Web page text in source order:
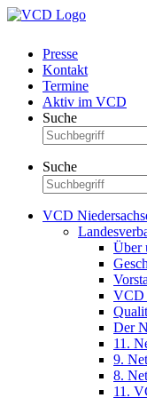
Presse
Kontakt
Termine
Aktiv im VCD
Suche
Suche
VCD
Über
VCD
Der
11.
9.
8.
11.